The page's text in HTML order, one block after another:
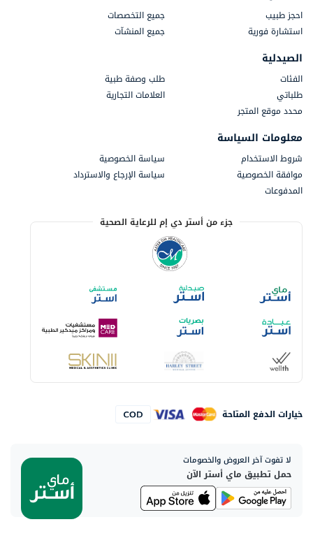
احجز طبيب
جميع التخصصات
استشارة فورية
جميع المنشآت
الصيدلية
الفئات
طلب وصفة طبية
طلباتي
العلامات التجارية
محدد موقع المتجر
معلومات السياسة
شروط الاستخدام
سياسة الخصوصية
موافقة الخصوصية
سياسة الإرجاع والاسترداد
المدفوعات
جزء من أستر دي إم للرعاية الصحية
خيارات الدفع المتاحة
لا تفوت آخر العروض والخصومات
حمل تطبيق ماي أستر الآن